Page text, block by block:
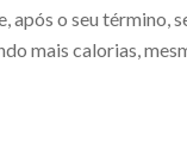
após o seu término,
mais calorias,